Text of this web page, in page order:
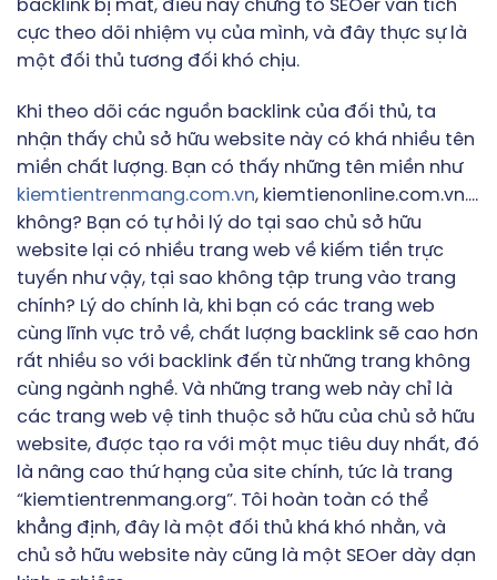
backlink bị mất, điều này chứng tỏ SEOer vẫn tích
cực theo dõi nhiệm vụ của mình, và đây thực sự là
một đối thủ tương đối khó chịu.
Khi theo dõi các nguồn backlink của đối thủ, ta
nhận thấy chủ sở hữu website này có khá nhiều tên
miền chất lượng. Bạn có thấy những tên miền như
kiemtientrenmang.com.vn, kiemtienonline.com.vn….
không? Bạn có tự hỏi lý do tại sao chủ sở hữu
website lại có nhiều trang web về kiếm tiền trực
tuyến như vậy, tại sao không tập trung vào trang
chính? Lý do chính là, khi bạn có các trang web
cùng lĩnh vực trỏ về, chất lượng backlink sẽ cao hơn
rất nhiều so với backlink đến từ những trang không
cùng ngành nghề. Và những trang web này chỉ là
các trang web vệ tinh thuộc sở hữu của chủ sở hữu
website, được tạo ra với một mục tiêu duy nhất, đó
là nâng cao thứ hạng của site chính, tức là trang
“kiemtientrenmang.org”. Tôi hoàn toàn có thể
khẳng định, đây là một đối thủ khá khó nhằn, và
chủ sở hữu website này cũng là một SEOer dày dạn